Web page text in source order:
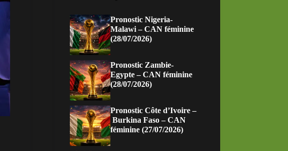
Pronostic Nigeria-
Malawi – CAN féminine
(28/07/2026)
Pronostic Zambie-
Egypte – CAN féminine
(28/07/2026)
Pronostic Côte d’Ivoire –
Burkina Faso – CAN
féminine (27/07/2026)